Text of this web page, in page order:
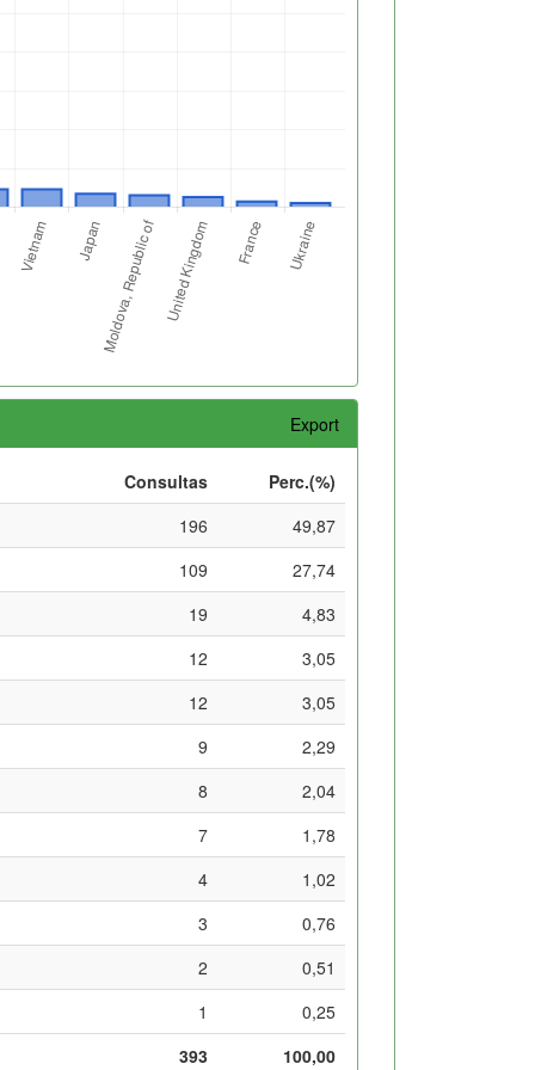
Export
Consultas
Perc.(%)
196
49,87
109
27,74
19
4,83
12
3,05
12
3,05
9
2,29
8
2,04
7
1,78
4
1,02
3
0,76
2
0,51
1
0,25
393
100,00